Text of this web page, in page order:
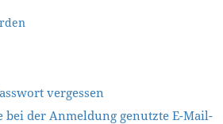
vergessen
bei der Anmeldung genutzte E-Mail-